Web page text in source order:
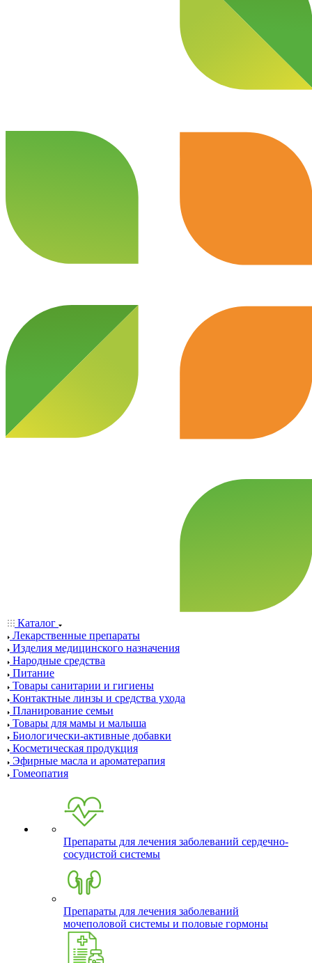
Каталог
Лекарственные препараты
Изделия медицинского назначения
Народные средства
Питание
Товары санитарии и гигиены
Контактные линзы и средства ухода
Планирование семьи
Товары для мамы и малыша
Биологически-активные добавки
Косметическая продукция
Эфирные масла и ароматерапия
Гомеопатия
Препараты для лечения заболеваний сердечно-
сосудистой системы
Препараты для лечения заболеваний
мочеполовой системы и половые гормоны